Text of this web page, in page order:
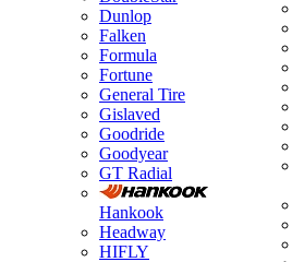
Dunlop
Falken
Formula
Fortune
General Tire
Gislaved
Goodride
Goodyear
GT Radial
Hankook
Headway
HIFLY